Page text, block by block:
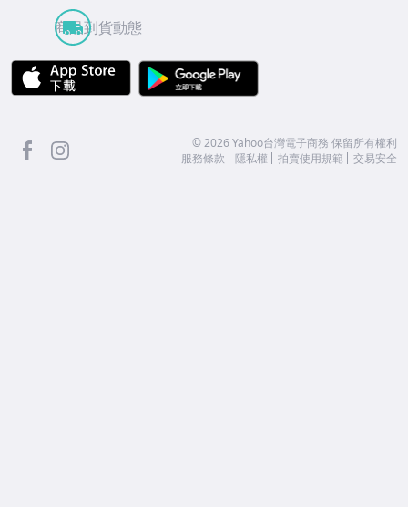
商品到貨動態
APP Store
facebook ©2026 Yahoo台灣電子商務 保留所有權利
服務條款
隱私權 拍賣使用規範 交易安全